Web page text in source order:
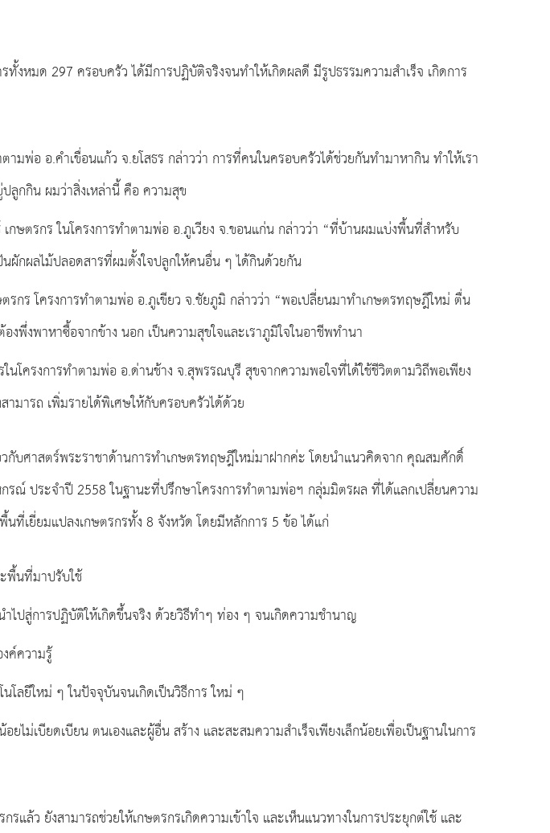
งหมด 297 ครอบครัว ได้มีการปฏิบัติจริงจนทำให้เกิดผลดี มีรูปธรรมความสำเร็จ เกิดการ
พ่อ อ.คำเขื่อนแก้ว จ.ยโสธร กล่าวว่า การที่คนในครอบครัวได้ช่วยกันทำมาหากิน ทำให้เรา
ลูกกิน ผมว่าสิ่งเหล่านี้ คือ ความสุข
ษตรกร ในโครงการทำตามพ่อ อ.ภูเวียง จ.ขอนแก่น กล่าวว่า “ที่บ้านผมแบ่งพื้นที่สำหรับ
ผักผลไม้ปลอดสารที่ผมตั้งใจปลูกให้คนอื่น ๆ ได้กินด้วยกัน
กร โครงการทำตามพ่อ อ.ภูเขียว จ.ชัยภูมิ กล่าวว่า “พอเปลี่ยนมาทำเกษตรทฤษฎีใหม่ ตื่น
งพึ่งพาหาซื้อจากข้าง นอก เป็นความสุขใจและเราภูมิใจในอาชีพทำนา
โครงการทำตามพ่อ อ.ด่านช้าง จ.สุพรรณบุรี สุขจากความพอใจที่ได้ใช้ชีวิตตามวิถีพอเพียง
มารถ เพิ่มรายได้พิเศษให้กับครอบครัวได้ด้วย
กับศาสตร์พระราชาด้านการทำเกษตรทฤษฎีใหม่มาฝากค่ะ โดยนำแนวคิดจาก คุณสมศักดิ์
รณ์ ประจำปี 2558 ในฐานะที่ปรึกษาโครงการทำตามพ่อฯ กลุ่มมิตรผล ที่ได้แลกเปลี่ยนความ
ที่เยี่ยมแปลงเกษตรกรทั้ง 8 จังหวัด โดยมีหลักการ 5 ข้อ ได้แก่
พื้นที่มาปรับใช้
ไปสู่การปฏิบัติให้เกิดขึ้นจริง ด้วยวิธีทำๆ ท่อง ๆ จนเกิดความชำนาญ
ค์ความรู้
ลยีใหม่ ๆ ในปัจจุบันจนเกิดเป็นวิธีการ ใหม่ ๆ
ม่เบียดเบียน ตนเองและผู้อื่น สร้าง และสะสมความสำเร็จเพียงเล็กน้อยเพื่อเป็นฐานในการ
ล้ว ยังสามารถช่วยให้เกษตรกรเกิดความเข้าใจ และเห็นแนวทางในการประยุกต์ใช้ และ